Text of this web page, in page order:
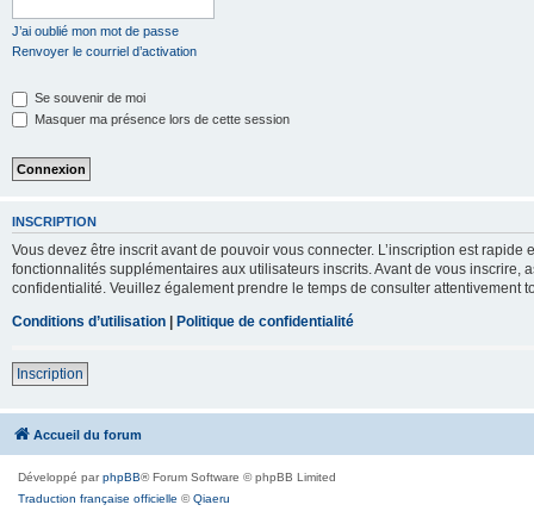
J’ai oublié mon mot de passe
Renvoyer le courriel d’activation
Se souvenir de moi
Masquer ma présence lors de cette session
INSCRIPTION
Vous devez être inscrit avant de pouvoir vous connecter. L’inscription est
fonctionnalités supplémentaires aux utilisateurs inscrits. Avant de vous inscrire,
confidentialité. Veuillez également prendre le temps de consulter attentivement
Conditions d’utilisation | Politique de confidentialité
Inscription
Accueil du forum
Développé parphpBB® Forum Software © phpBB Limited
Traduction française officielle ©Qiaeru